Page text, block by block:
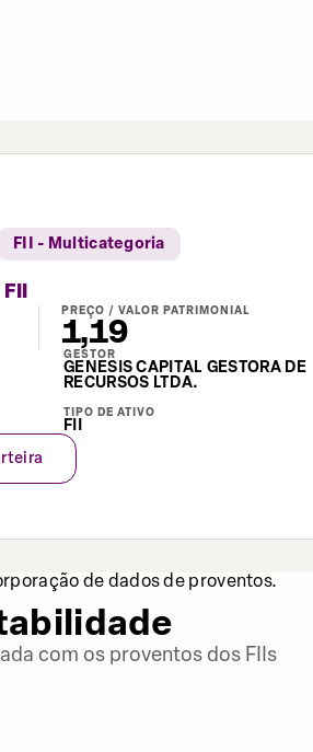
FII - Multicategoria
PREÇO / VALOR PATRIMONIAL
1,19
GESTOR
GENESIS CAPITAL GESTORA DE
RECURSOS LTDA.
TIPO DE ATIVO
FII
de dados de proventos.
com os proventos dos FIIs